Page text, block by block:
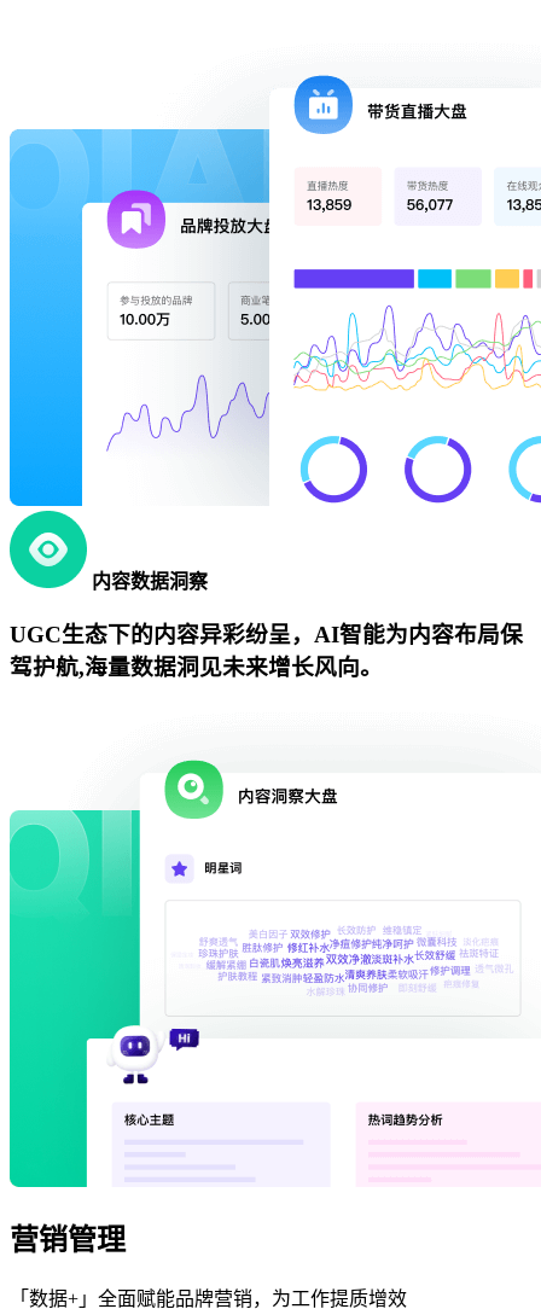
内容数据洞察
UGC生态下的内容异彩纷呈，AI智能为内容布局保
驾护航,海量数据洞见未来增长风向。
营销管理
「数据+」全面赋能品牌营销，为工作提质增效